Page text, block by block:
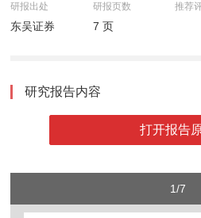
研报出处
东吴证券
研报页数
7 页
推荐
研究报告内容
打开报告
1/7